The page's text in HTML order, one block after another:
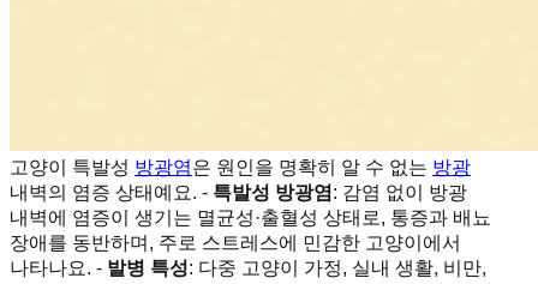
고양이 특발성 방광염은 원인을 명확히 알 수 없는 방광
내벽의 염증 상태예요. - 특발성 방광염: 감염 없이 방광
내벽에 염증이 생기는 멸균성·출혈성 상태로, 통증과 배뇨
장애를 동반하며, 주로 스트레스에 민감한 고양이에서
나타나요. - 발병 특성: 다중 고양이 가정, 실내 생활, 비만,